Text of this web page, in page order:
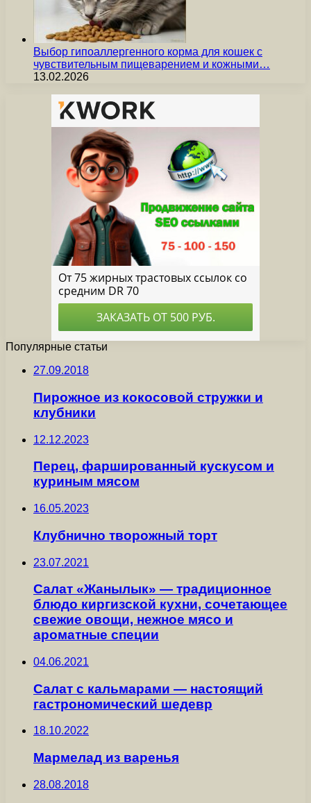
Выбор гипоаллергенного корма для кошек с
чувствительным пищеварением и кожными…
13.02.2026
Популярные статьи
27.09.2018
Пирожное из кокосовой стружки и
клубники
12.12.2023
Перец, фаршированный кускусом и
куриным мясом
16.05.2023
Клубнично творожный торт
23.07.2021
Салат «Жанылык» — традиционное
блюдо киргизской кухни, сочетающее
свежие овощи, нежное мясо и
ароматные специи
04.06.2021
Салат с кальмарами — настоящий
гастрономический шедевр
18.10.2022
Мармелад из варенья
28.08.2018